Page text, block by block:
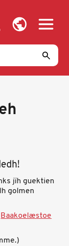
jïh guektien
golmen
Baakoelæstoe